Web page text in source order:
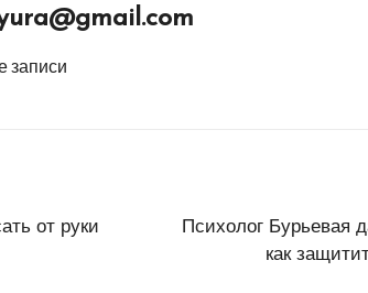
записи
от руки
Психолог Бурьевая
как